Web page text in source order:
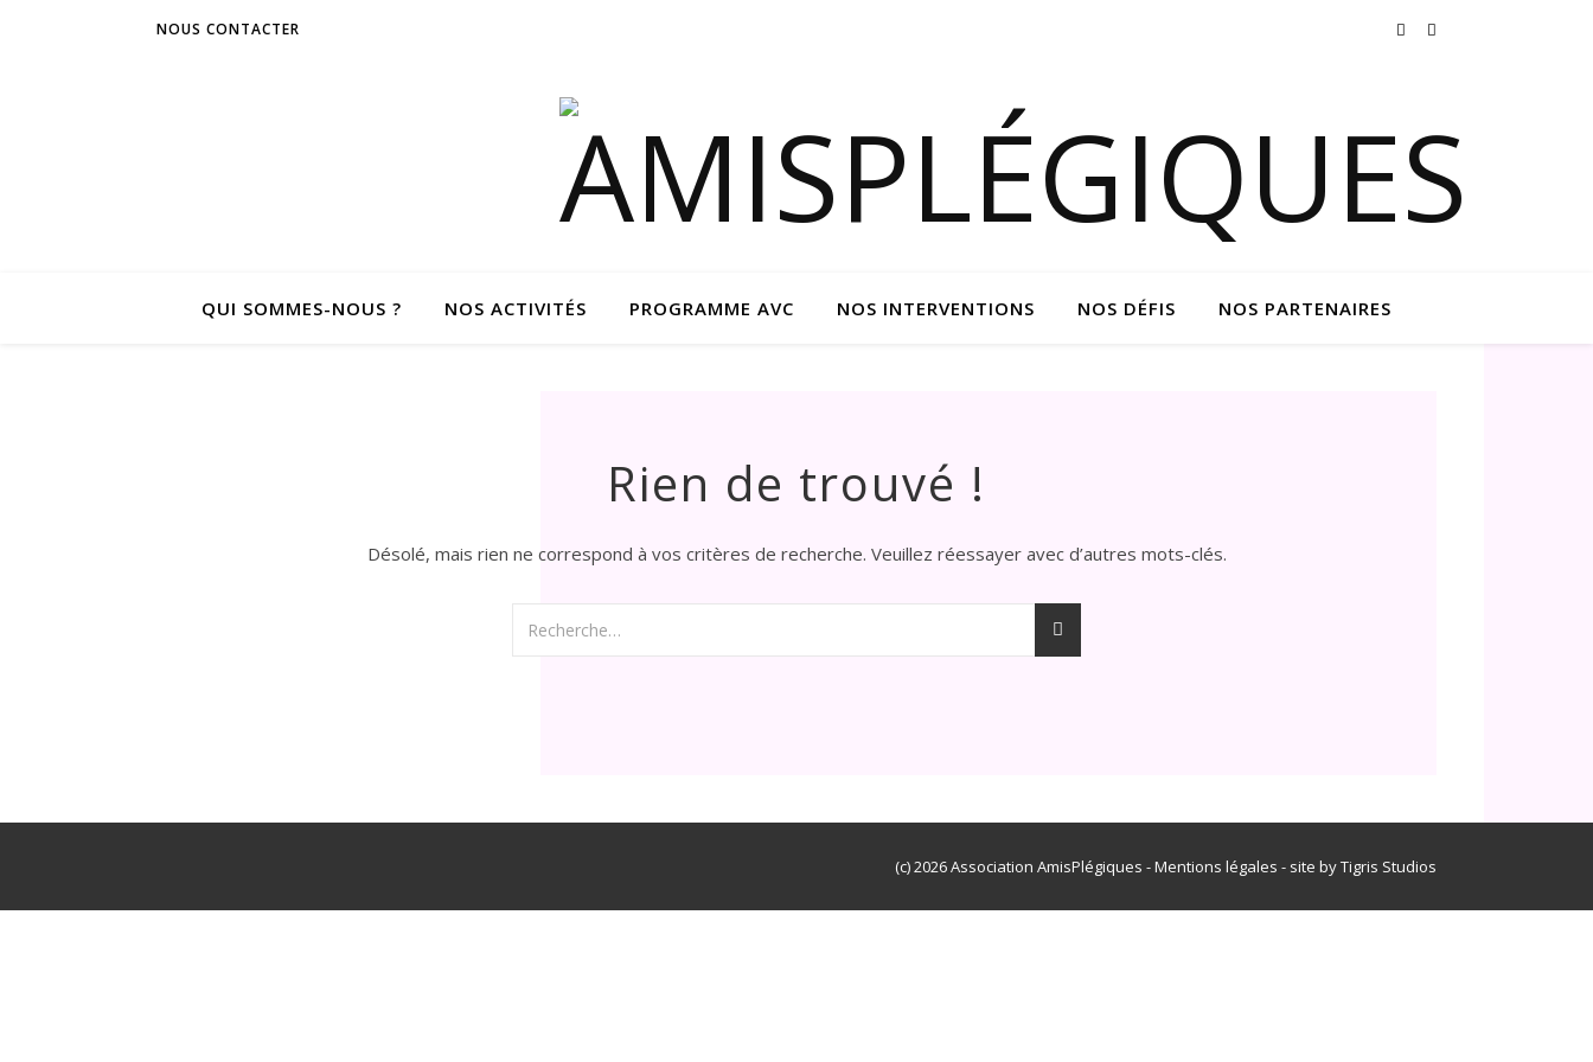
NOUS CONTACTER
QUI SOMMES-NOUS ? NOS ACTIVITÉS PROGRAMME AVC NOS INTERVENTIONS NOS DÉFIS NOS PARTENAIRES
Rien de trouvé !
Désolé, mais rien ne correspond à vos critères de recherche. Veuillez réessayer avec d’autres mots-clés.
(c) 2026 Association AmisPlégiques -Mentions légales - site byTigris Studios